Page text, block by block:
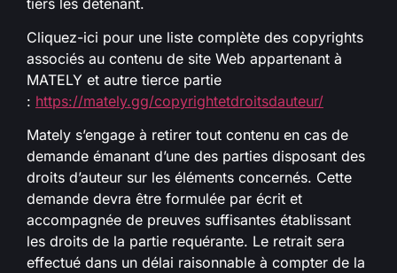
Cliquez-ici pour une liste complète des copyrights
associés au contenu de site Web appartenant à
MATELY et autre tierce partie
: https://mately.gg/copyrightetdroitsdauteur/
Mately s’engage à retirer tout contenu en cas de
demande émanant d’une des parties disposant des
droits d’auteur sur les éléments concernés. Cette
demande devra être formulée par écrit et
accompagnée de preuves suffisantes établissant
les droits de la partie requérante. Le retrait sera
effectué dans un délai raisonnable à compter de la